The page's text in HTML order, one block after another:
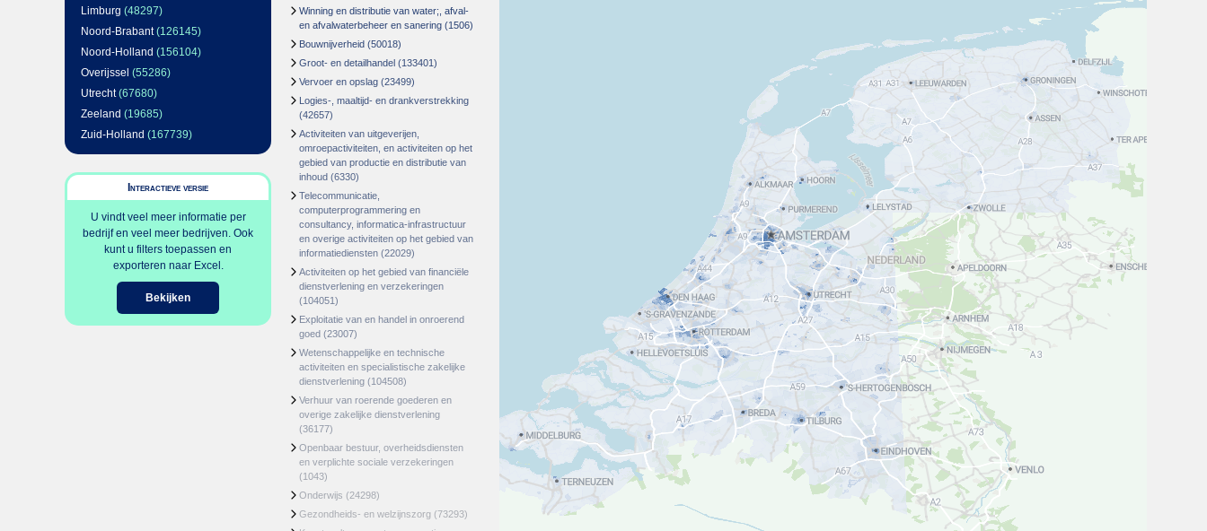
Limburg (48297)
Noord-Brabant(126145)
Noord-Holland (156104)
Overijssel (55286)
Utrecht(67680)
Zeeland (19685)
Zuid-Holland (167739)
Interactieve versie
U vindt veel meer informatie per
bedrijf en veel meer bedrijven. Ook
kunt u filters toepassen en
exporteren naar Excel.
Bekijken
Winning en distributie van water;, afval-
en afvalwaterbeheer en sanering (1506)
Bouwnijverheid (50018)
Groot- en detailhandel (133401)
Vervoer en opslag (23499)
Logies-, maaltijd- en drankverstrekking
(42657)
Activiteiten van uitgeverijen,
omroepactiviteiten, en activiteiten op het
gebied van productie en distributie van
inhoud (6330)
Telecommunicatie,
computerprogrammering en
consultancy, informatica-infrastructuur
en overige activiteiten op het gebied van
informatiediensten (22029)
Activiteiten op het gebied van financiële
dienstverlening en verzekeringen
(104051)
Exploitatie van en handel in onroerend
goed (23007)
Wetenschappelijke en technische
activiteiten en specialistische zakelijke
dienstverlening (104508)
Verhuur van roerende goederen en
overige zakelijke dienstverlening
(36177)
Openbaar bestuur, overheidsdiensten
en verplichte sociale verzekeringen
(1043)
Onderwijs (24298)
Gezondheids- en welzijnszorg (73293)